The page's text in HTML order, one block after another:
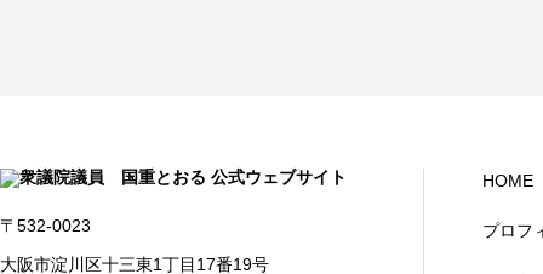
〒532-0023
大阪市淀川区十三東1丁目17番19号
HOME
プロフ